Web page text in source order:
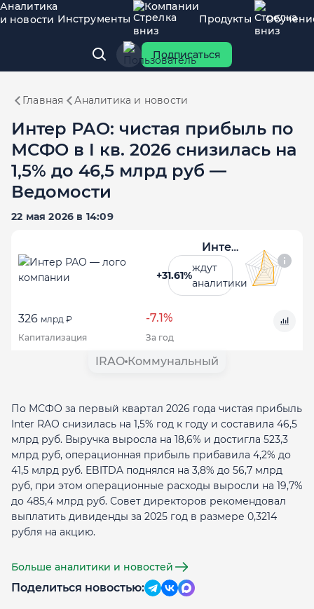
Аналитика
и новости Инструменты
Компании
Продукты
Подписаться
Главная Аналитика и новости
Интер РАО: чистая прибыль по
МСФО в I кв. 2026 снизилась на
1,5% до 46,5 млрд руб —
Ведомости
22 мая 2026 в 14:09
Интер РАО
+31.61%
ждут
аналитики
326 млрд ₽ -7.1%
Капитализация За год
IRAO Коммунальный
По МСФО за первый квартал 2026 года чистая прибыль
Inter RAO снизилась на 1,5% год к году и составила 46,5
млрд руб. Выручка выросла на 18,6% и достигла 523,3
млрд руб, операционная прибыль прибавила 4,2% до
41,5 млрд руб. EBITDA поднялся на 3,8% до 56,7 млрд
руб, при этом операционные расходы выросли на 19,7%
до 485,4 млрд руб. Совет директоров рекомендовал
выплатить дивиденды за 2025 год в размере 0,3214
рубля на акцию.
Больше аналитики и новостей
Поделиться новостью: